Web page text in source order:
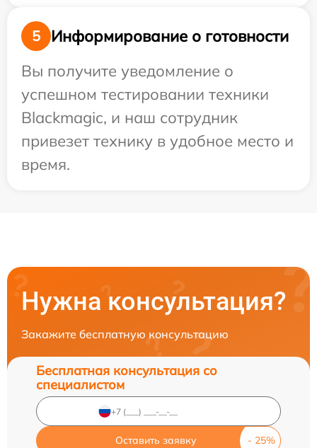
5
Информирование о готовности
Вы получите уведомление о
успешном тестировании техники
Blackmagic, и наш сотрудник
привезет технику в удобное место и
время.
Нужна консультация?
Закажите бесплатную консультацию
Бесплатная консультация со
специалистом
Оставить заявку